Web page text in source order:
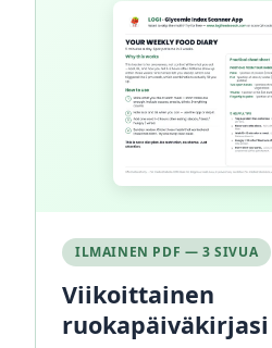
ILMAINEN PDF — 3 SIVUA
Viikoittainen
ruokapäiväkirjasi